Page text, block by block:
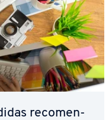
re­co­me­n­